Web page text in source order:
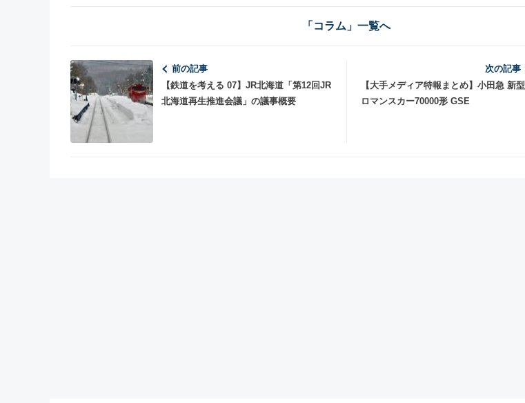
「コラム」一覧へ
前の記事
【鉄道を考える 07】JR北海道「第12回JR
北海道再生推進会議」の議事概要
次の記事
【大手メディア特報まとめ】小田急 新型
ロマンスカー70000形 GSE